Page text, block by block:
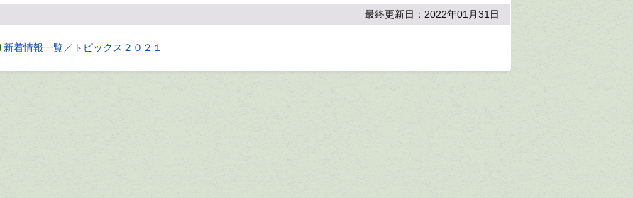
最終更新日：2022年01月31日
新着情報一覧／トピックス２０２１